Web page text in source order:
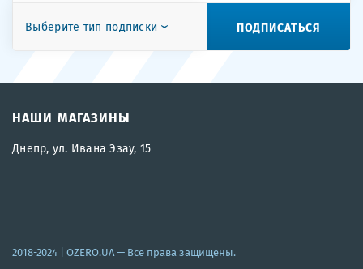
Выберите тип подписки ПОДПИСАТЬСЯ
НАШИ МАГАЗИНЫ
Днепр, ул. Ивана Эзау, 15
2018-2024 | OZERO.UA— Все права защищены.